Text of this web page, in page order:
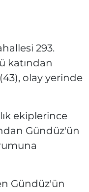
293.
katından
olay yerinde
ekiplerince
Gündüz'ün
Gündüz'ün